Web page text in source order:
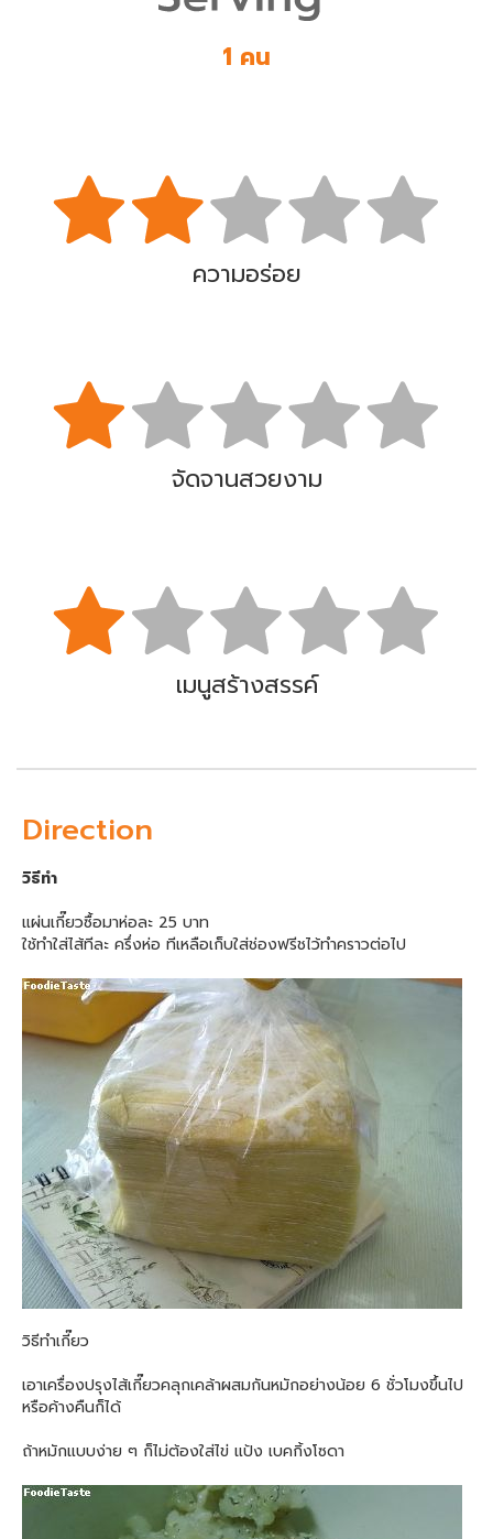
1 คน
ความอร่อย
จัดจานสวยงาม
เมนูสร้างสรรค์
Direction
วิธีทำ
แผ่นเกี๊ยวซื้อมาห่อละ 25 บาท
ใช้ทำใส่ไส้ทีละ ครึ่งห่อ ทีเหลือเก็บใส่ช่องฟรีชไว้ทำคราวต่อไป
วิธีทำเกี๊ยว
เอาเครื่องปรุงไส้เกี๊ยวคลุกเคล้าผสมกันหมักอย่างน้อย 6 ชั่วโมงขึ้นไป
หรือค้างคืนก็ได้
ถ้าหมักแบบง่าย ๆ ก็ไม่ต้องใส่ไข่ แป้ง เบคกิ้งโซดา